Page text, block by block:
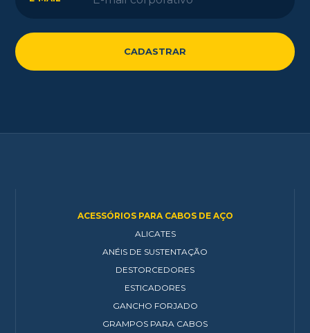
ACESSÓRIOS PARA CABOS DE AÇO
ALICATES
ANÉIS DE SUSTENTAÇÃO
DESTORCEDORES
ESTICADORES
GANCHO FORJADO
GRAMPOS PARA CABOS